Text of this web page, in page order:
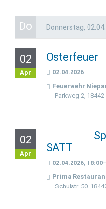
Do Donnerstag,
02
Apr
Osterfeuer
02.04.2026
Feuerwehr
Parkweg 2, 18442
02
Apr
SATT
02.04.2026,
Prima
Schulstr. 50,